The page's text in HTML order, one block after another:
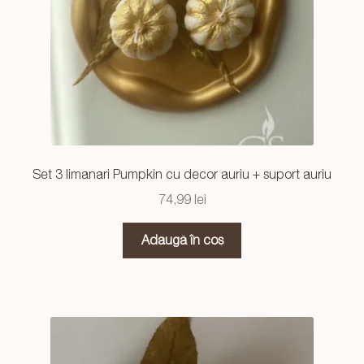
Set 3 limanari Pumpkin cu decor auriu + suport auriu
74,99 lei
Adaugă în coș